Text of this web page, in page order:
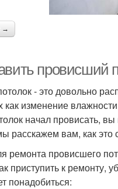
→
провисший
- это довольно
как изменение
начал провисать,
расскажем вам, как это
ремонта провисшего
приступить к ремонту,
понадобиться: